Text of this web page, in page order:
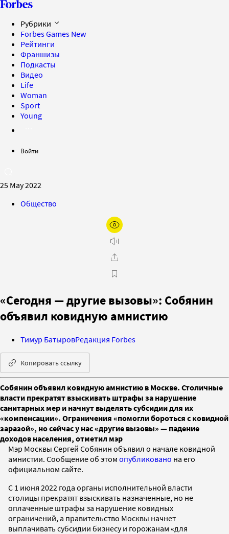
Рубрики
Forbes Games New
Рейтинги
Франшизы
Подкасты
Видео
Life
Woman
Sport
Young
Войти
25 May 2022
Общество
«Сегодня — другие вызовы»: Собянин
объявил ковидную амнистию
Тимур БатыровРедакция Forbes
Копировать ссылку
Собянин объявил ковидную амнистию в Москве. Столичные
власти прекратят взыскивать штрафы за нарушение
санитарных мер и начнут выделять субсидии для их
«компенсации». Ограничения «помогли бороться с ковидной
заразой», но сейчас у нас «другие вызовы» — падение
доходов населения, отметил мэр
Мэр Москвы Сергей Собянин объявил о начале ковидной
амнистии. Сообщение об этом опубликовано на его
официальном сайте.
С 1 июня 2022 года органы исполнительной власти
столицы прекратят взыскивать назначенные, но не
оплаченные штрафы за нарушение ковидных
ограничений, а правительство Москвы начнет
выплачивать субсидии бизнесу и горожанам «для